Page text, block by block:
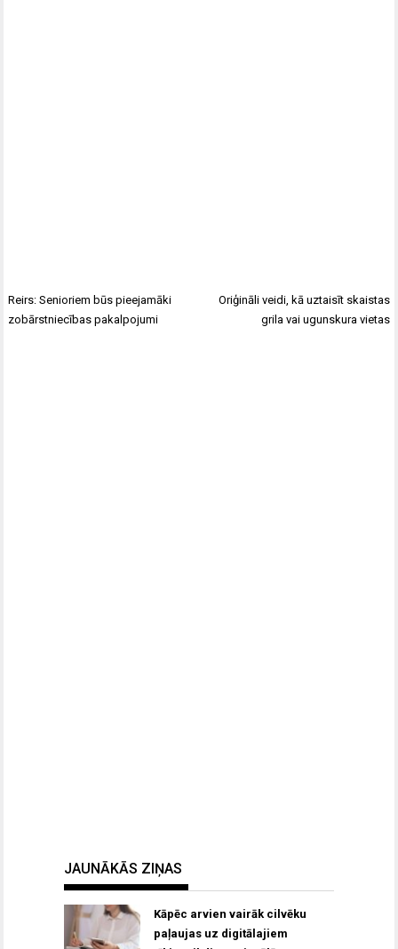
Reirs: Senioriem būs pieejamāki
zobārstniecības pakalpojumi
Oriģināli veidi, kā uztaisīt skaistas
grila vai ugunskura vietas
JAUNĀKĀS ZIŅAS
Kāpēc arvien vairāk cilvēku
paļaujas uz digitālajiem